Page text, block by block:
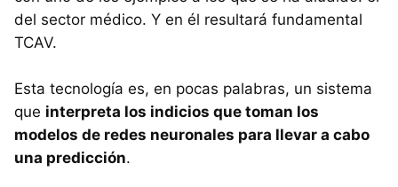
del sector médico. Y en él resultará fundamental
TCAV.
Esta tecnología es, en pocas palabras, un sistema
que interpreta los indicios que toman los
modelos de redes neuronales para llevar a cabo
una predicción.